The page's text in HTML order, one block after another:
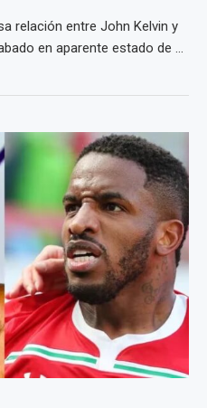
relación entre John Kelvin y
en aparente estado de ...